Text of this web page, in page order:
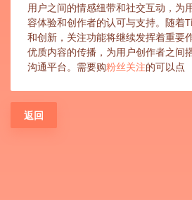
用户之间的情感纽带和社交互动，为
容体验和创作者的认可与支持。随着
和创新，关注功能将继续发挥着重要
优质内容的传播，为用户创作者之间
沟通平台。需要购粉丝关注的可以点
返回